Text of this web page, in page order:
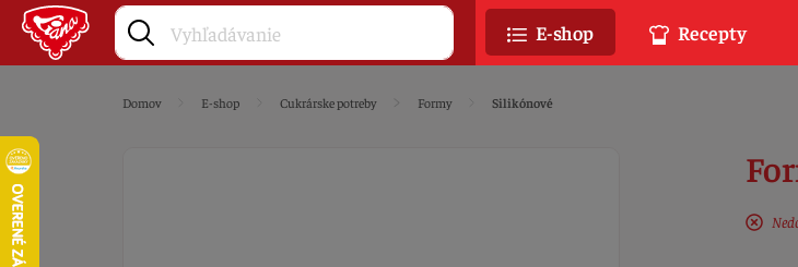
Domov E-shop Cukrárske potreby Formy Silikónové
E-shop Recepty